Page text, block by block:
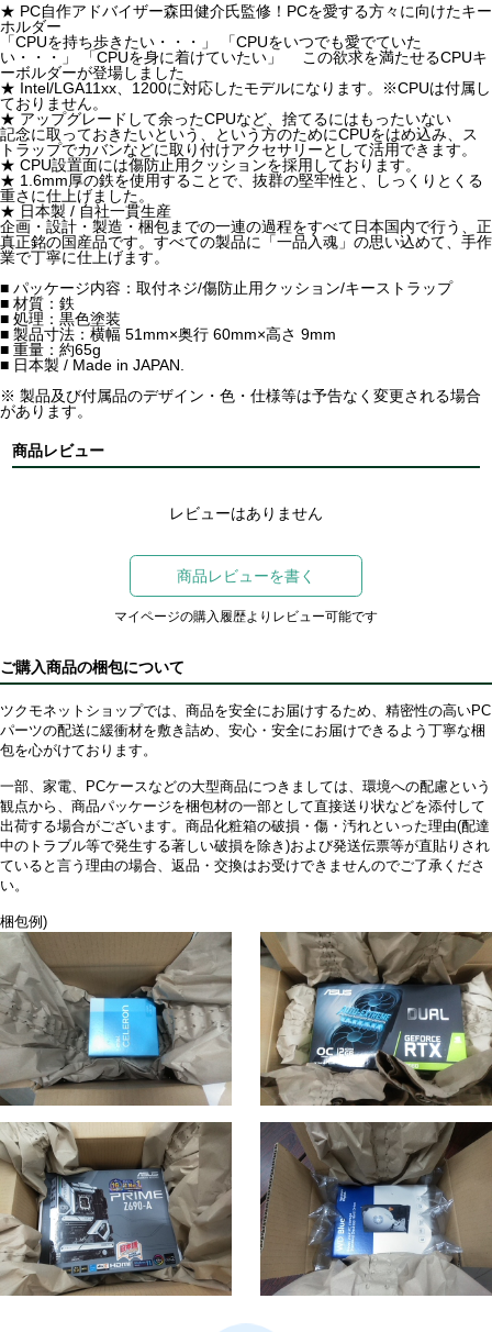
★ PC自作アドバイザー森田健介氏監修！PCを愛する方々に向けたキー
ホルダー
「CPUを持ち歩きたい・・・」 「CPUをいつでも愛でていた
い・・・」 「CPUを身に着けていたい」 この欲求を満たせるCPUキ
ーボルダーが登場しました
★ Intel/LGA11xx、1200に対応したモデルになります。※CPUは付属し
ておりません。
★ アップグレードして余ったCPUなど、捨てるにはもったいない
記念に取っておきたいという、という方のためにCPUをはめ込み、ス
トラップでカバンなどに取り付けアクセサリーとして活用できます。
★ CPU設置面には傷防止用クッションを採用しております。
★ 1.6mm厚の鉄を使用することで、抜群の堅牢性と、しっくりとくる
重さに仕上げました。
★ 日本製 / 自社一貫生産
企画・設計・製造・梱包までの一連の過程をすべて日本国内で行う、正
真正銘の国産品です。すべての製品に「一品入魂」の思い込めて、手作
業で丁寧に仕上げます。
■ パッケージ内容：取付ネジ/傷防止用クッション/キーストラップ
■ 材質：鉄
■ 処理：黒色塗装
■ 製品寸法：横幅 51mm×奥行 60mm×高さ 9mm
■ 重量：約65g
■ 日本製 / Made in JAPAN.
※ 製品及び付属品のデザイン・色・仕様等は予告なく変更される場合
があります。
商品レビュー
レビューはありません
商品レビューを書く
マイページの購入履歴よりレビュー可能です
ご購入商品の梱包について
ツクモネットショップでは、商品を安全にお届けするため、精密性の高いPC
パーツの配送に緩衝材を敷き詰め、安心・安全にお届けできるよう丁寧な梱
包を心がけております。
一部、家電、PCケースなどの大型商品につきましては、環境への配慮という
観点から、商品パッケージを梱包材の一部として直接送り状などを添付して
出荷する場合がございます。商品化粧箱の破損・傷・汚れといった理由(配達
中のトラブル等で発生する著しい破損を除き)および発送伝票等が直貼りされ
ていると言う理由の場合、返品・交換はお受けできませんのでご了承くださ
い。
梱包例)